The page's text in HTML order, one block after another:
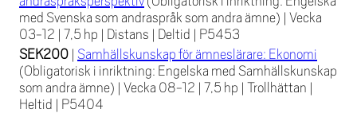
med Svenska som andraspråk som andra ämne) | Vecka
03-12 | 7,5 hp | Distans | Deltid | P5453
SEK200 | Samhällskunskap för ämneslärare: Ekonomi
(Obligatorisk i inriktning: Engelska med Samhällskunskap
som andra ämne) | Vecka 08-12 | 7,5 hp | Trollhättan |
Heltid | P5404